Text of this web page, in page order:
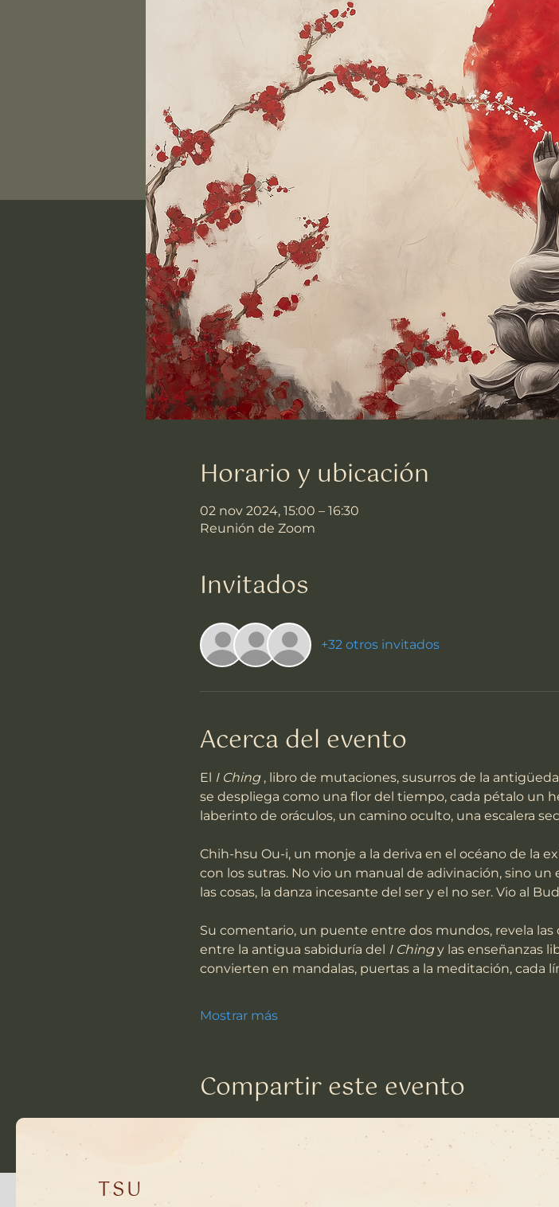
Horario y ubicación
02 nov 2024, 15:00 – 16:30
Reunión de Zoom
Invitados
+32 otros invitados
Acerca del evento
El I Ching , libro de mutaciones, susurros de la
se despliega como una flor del tiempo, cada pétalo un
laberinto de oráculos, un camino oculto, una escalera
Chih-hsu Ou-i, un monje a la deriva en el océano de la
con los sutras. No vio un manual de adivinación, sino
las cosas, la danza incesante del ser y el no ser. Vio al
Su comentario, un puente entre dos mundos, revela
entre la antigua sabiduría del I Ching y las enseñanzas
convierten en mandalas, puertas a la meditación, cada
Mostrar más
Compartir este evento
TSU